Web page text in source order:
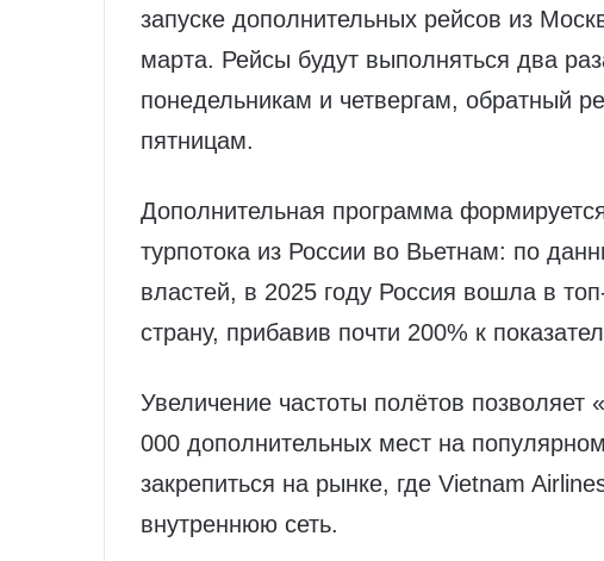
запуске дополнительных рейсов из
марта. Рейсы будут выполняться два
понедельникам и четвергам, обратный
пятницам.
Дополнительная программа
турпотока из России во Вьетнам: по
властей, в 2025 году Россия вошла в
страну, прибавив почти 200% к
Увеличение частоты полётов
000 дополнительных мест на
закрепиться на рынке, где Vietnam
внутреннюю сеть.